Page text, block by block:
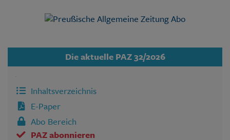
Die aktuelle PAZ 32/2026
Inhaltsverzeichnis
E-Paper
Abo Bereich
PAZ abonnieren